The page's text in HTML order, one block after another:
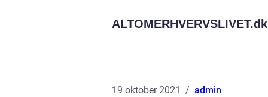
ALTOMERHVERVSLIVET.dk
19 oktober 2021 admin